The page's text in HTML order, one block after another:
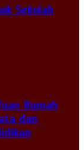
Sekolah
Rumah
dan